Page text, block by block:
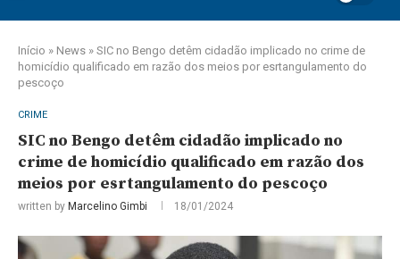
Início » News » SIC no Bengo detêm cidadão implicado no crime de
homicídio qualificado em razão dos meios por esrtangulamento do
pescoço
CRIME
SIC no Bengo detêm cidadão implicado no
crime de homicídio qualificado em razão dos
meios por esrtangulamento do pescoço
written by Marcelino Gimbi 18/01/2024